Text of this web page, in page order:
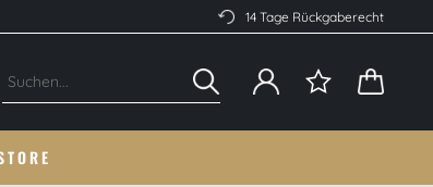
14 Tage Rückgaberecht